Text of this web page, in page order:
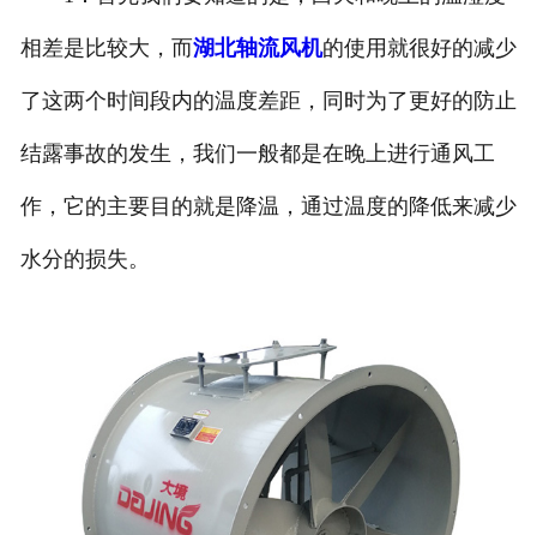
相差是比较大，而湖北轴流风机的使用就很好的减少
了这两个时间段内的温度差距，同时为了更好的防止
结露事故的发生，我们一般都是在晚上进行通风工
作，它的主要目的就是降温，通过温度的降低来减少
水分的损失。